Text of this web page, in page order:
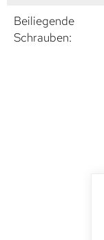
Beiliegende
Schrauben: